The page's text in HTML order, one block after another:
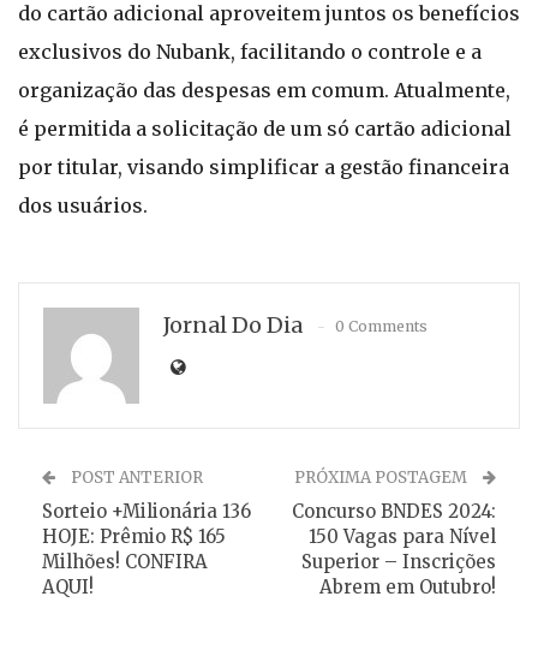
do cartão adicional aproveitem juntos os benefícios
exclusivos do Nubank, facilitando o controle e a
organização das despesas em comum. Atualmente,
é permitida a solicitação de um só cartão adicional
por titular, visando simplificar a gestão financeira
dos usuários.
Jornal Do Dia 0 Comments
POST ANTERIOR
Sorteio +Milionária 136
HOJE: Prêmio R$ 165
Milhões! CONFIRA
AQUI!
PRÓXIMA POSTAGEM
Concurso BNDES 2024:
150 Vagas para Nível
Superior – Inscrições
Abrem em Outubro!